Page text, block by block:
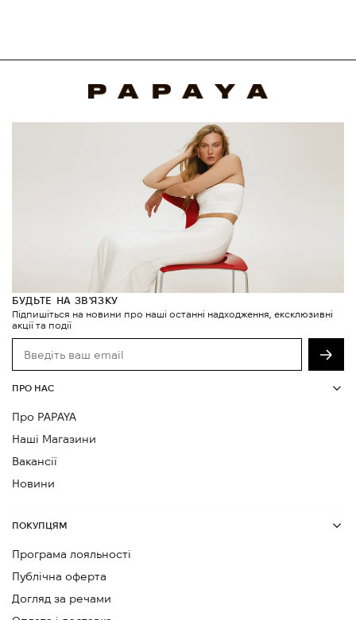
БУДЬТЕ НА ЗВ'ЯЗКУ
Підпишіться на новини про наші останні надходження, ексклюзивні
акції та події
ПРО НАС
Про PAPAYA
Наші Магазини
Вакансії
Новини
ПОКУПЦЯМ
Програма лояльності
Публічна оферта
Догляд за речами